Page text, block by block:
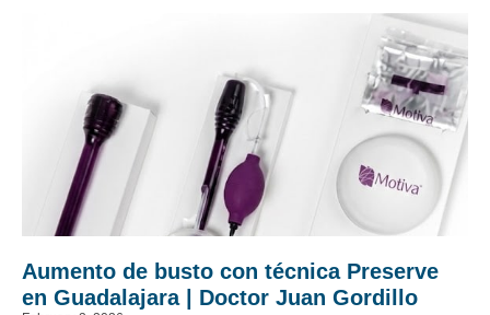
Aumento de busto con técnica Preserve
en Guadalajara | Doctor Juan Gordillo